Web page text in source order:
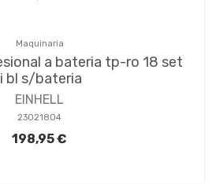
Maquinaria
a bateria tp-ro 18 set
bl s/bateria
EINHELL
23021804
198,95 €